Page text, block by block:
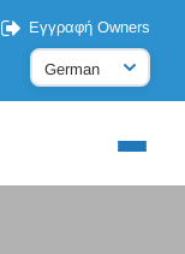
Εγγραφή Owners